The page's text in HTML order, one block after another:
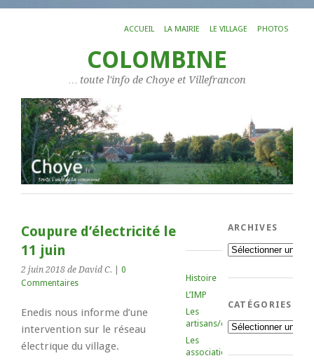
ACCUEIL LA MAIRIE LE VILLAGE PHOTOS
COLOMBINE
… toute l'info de Choye et Villefrancon
Coupure d’électricité le
11 juin
2 juin 2018 de David C.
0
Commentaires
Enedis nous informe d’une
intervention sur le réseau
électrique du village.
Histoire
L’IMP
Les
artisans/commerçants
Les
associations
ARCHIVES
Archives
CATÉGORIES
Catégories